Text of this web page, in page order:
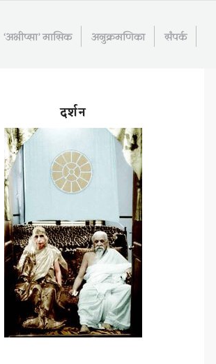
‘अभीप्सा’ मासिक अनुक्रमणिका संपर्क
दर्शन